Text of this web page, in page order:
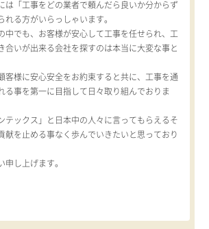
は「工事をどの業者で頼んだら良いか分からず
れる方がいらっしゃいます。
中でも、お客様が安心して工事を任せられ、工
合いが出来る会社を探すのは本当に大変な事と
客様に安心安全をお約束すると共に、工事を通
る事を第一に目指して日々取り組んでおりま
テックス」と日本中の人々に言ってもらえるそ
献を止める事なく歩んでいきたいと思っており
し上げます。